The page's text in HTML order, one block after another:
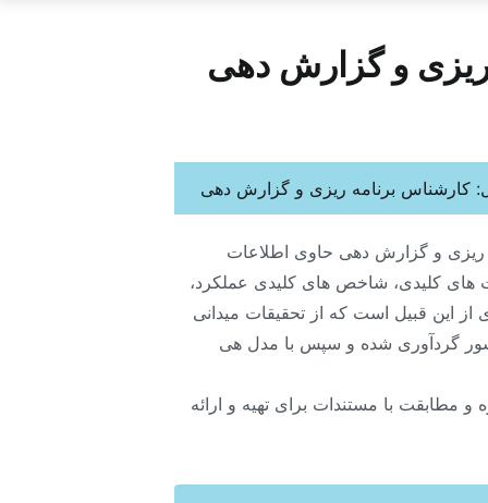
و گزارش دهی
ریزی و گزارش دهی حاوی اطلاعات
کلیدی، شاخص های کلیدی عملکرد،
این قبیل است که از تحقیقات میدانی
گردآوری شده و سپس با مدل هی
مطابقت با مستندات برای تهیه و ارائه
کارشناس برنامه ریزی و گزارش دهی